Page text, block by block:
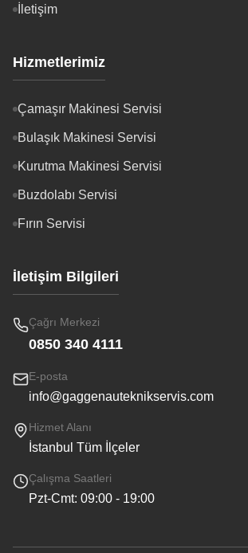
İletişim
Hizmetlerimiz
Çamaşır Makinesi Servisi
Bulaşık Makinesi Servisi
Kurutma Makinesi Servisi
Buzdolabı Servisi
Fırın Servisi
İletişim Bilgileri
Çağrı Merkezi
0850 340 4111
E-posta
info@gaggenauteknikservis.com
Hizmet Alanı
İstanbul Tüm İlçeler
Çalışma Saatleri
Pzt-Cmt: 09:00 - 19:00